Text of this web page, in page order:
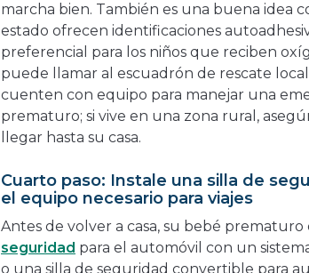
marcha bien. También es una buena idea
estado ofrecen identificaciones
preferencial para los niños que reciben
puede llamar al escuadrón de rescate
cuenten con equipo para manejar una
prematuro; si vive en una zona rural,
llegar hasta su casa.
Cuarto paso: Instale una silla de
el equipo necesario para viajes
Antes de volver a casa, su bebé
seguridad para el automóvil con un
o una silla de seguridad convertible para